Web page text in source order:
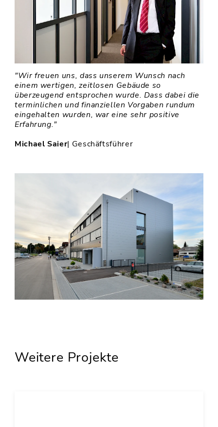
"Wir freuen uns, dass unserem Wunsch nach
einem wertigen, zeitlosen Gebäude so
überzeugend entsprochen wurde. Dass dabei die
terminlichen und finanziellen Vorgaben rundum
eingehalten wurden, war eine sehr positive
Erfahrung."
Michael Saier| Geschäftsführer
Weitere Projekte